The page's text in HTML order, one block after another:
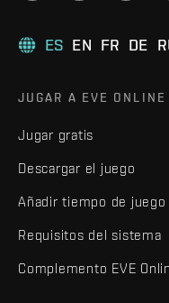
ES EN FR DE
JUGAR A EVE ONLINE
Jugar gratis
Descargar el juego
Añadir tiempo de juego
Requisitos del sistema
Complemento EVE